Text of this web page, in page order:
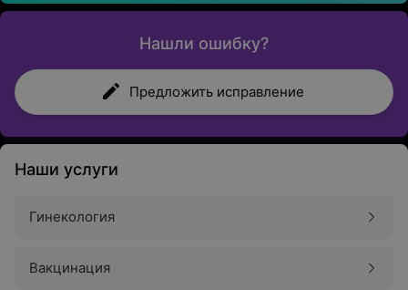
Нашли ошибку?
Предложить исправление
Наши услуги
Гинекология
Вакцинация